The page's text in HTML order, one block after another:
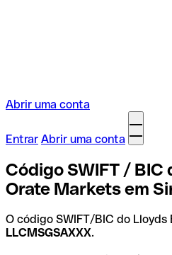
Abrir uma conta
Entrar Abrir uma conta
Código SWIFT / BIC
Orate Markets em
O código SWIFT/BIC do
LLCMSGSAXXX.